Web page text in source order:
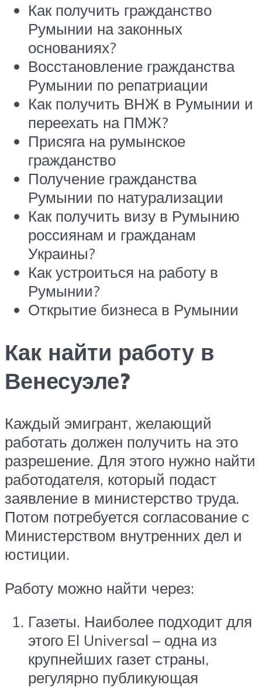
Как получить гражданство
Румынии на законных
основаниях?
Восстановление гражданства
Румынии по репатриации
Как получить ВНЖ в Румынии и
переехать на ПМЖ?
Присяга на румынское
гражданство
Получение гражданства
Румынии по натурализации
Как получить визу в Румынию
россиянам и гражданам
Украины?
Как устроиться на работу в
Румынии?
Открытие бизнеса в Румынии
Как найти работу в
Венесуэле?
Каждый эмигрант, желающий
работать должен получить на это
разрешение. Для этого нужно найти
работодателя, который подаст
заявление в министерство труда.
Потом потребуется согласование с
Министерством внутренних дел и
юстиции.
Работу можно найти через:
Газеты. Наиболее подходит для
этого El Universal – одна из
крупнейших газет страны,
регулярно публикующая